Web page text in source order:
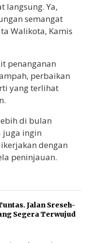
langsung. Ya,
semangat
Walikota, Kamis
penanganan
perbaikan
yang terlihat
di bulan
juga ingin
dengan
peninjauan.
Jalan Sreseh-
Segera Terwujud